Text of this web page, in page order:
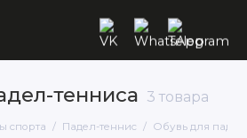
тенниса 3 товара
спорта Падел-теннис Обувь для